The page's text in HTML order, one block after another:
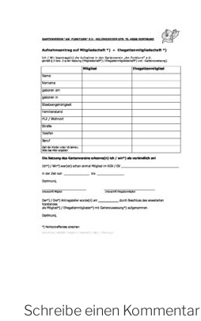
Schreibe einen Kommentar